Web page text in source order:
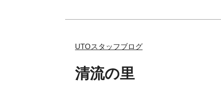
UTOスタッフブログ
清流の里